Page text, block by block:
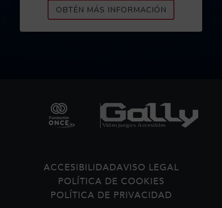
OBTÉN MÁS INFORMACIÓN
ACCESIBILIDADAVISO LEGAL
POLÍTICA DE COOKIES
POLÍTICA DE PRIVACIDAD